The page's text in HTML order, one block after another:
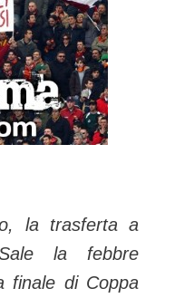
la trasferta a
la febbre
finale di Coppa